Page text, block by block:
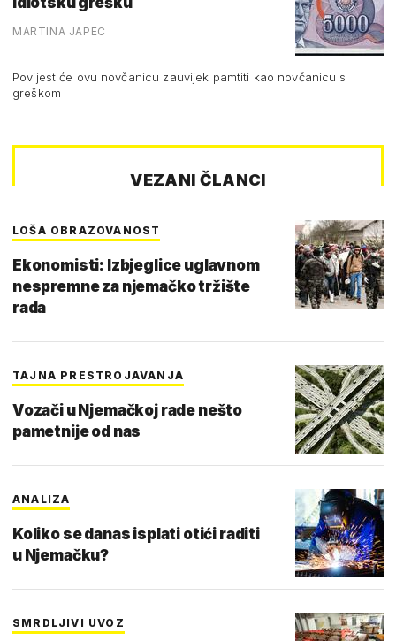
MARTINA JAPEC
Povijest će ovu novčanicu zauvijek pamtiti kao novčanicu s
greškom
VEZANI ČLANCI
LOŠA OBRAZOVANOST
Ekonomisti: Izbjeglice uglavnom
nespremne za njemačko tržište
rada
TAJNA PRESTROJAVANJA
Vozači u Njemačkoj rade nešto
pametnije od nas
ANALIZA
Koliko se danas isplati otići raditi
u Njemačku?
SMRDLJIVI UVOZ